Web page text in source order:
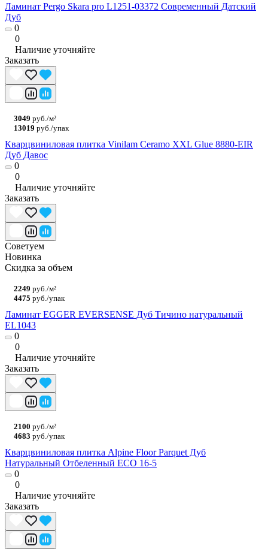
Ламинат Pergo Skara pro L1251-03372 Современный Датский
Дуб
0
0
Наличие уточняйте
Заказать
3049 руб./м²
13019 руб./упак
Кварцвиниловая плитка Vinilam Ceramo XXL Glue 8880-EIR
Дуб Давос
0
0
Наличие уточняйте
Заказать
Советуем
Новинка
Скидка за объем
2249 руб./м²
4475 руб./упак
Ламинат EGGER EVERSENSE Дуб Тичино натуральный
EL1043
0
0
Наличие уточняйте
Заказать
2100 руб./м²
4683 руб./упак
Кварцвиниловая плитка Alpine Floor Parquet Дуб
Натуральный Отбеленный ECO 16-5
0
0
Наличие уточняйте
Заказать